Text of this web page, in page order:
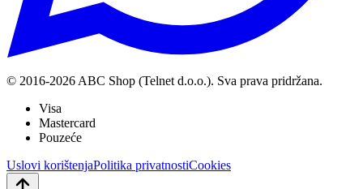
© 2016-2026 ABC Shop (Telnet d.o.o.). Sva prava pridržana.
Visa
Mastercard
Pouzeće
Uslovi korištenjaPolitika privatnostiCookies